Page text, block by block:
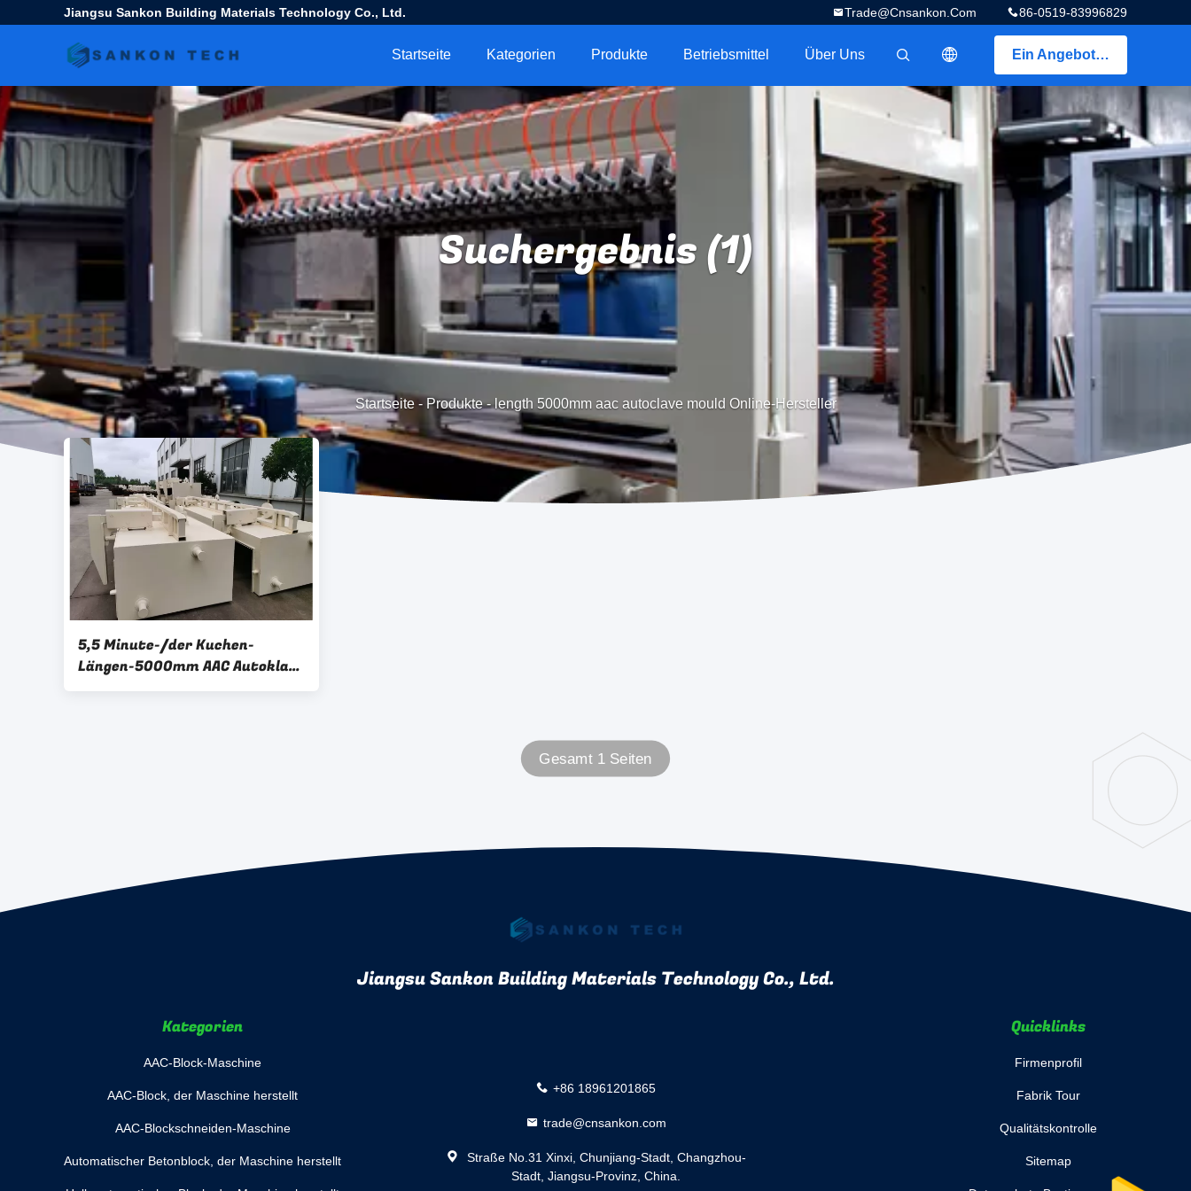
Jiangsu Sankon Building Materials Technology Co., Ltd. 86-0519-83996829
Trade@cnsankon.com
Ein Angebot bekommen
描述
Startseite Kategorien Produkte Betriebsmittel Über Uns
Suchergebnis (1)
Startseite- Produkte-length 5000mm aac autoclave mould Online-Hersteller
5,5 Minute-/der Kuchen-
Längen-5000mm AAC Autoklav-
Form
Gesamt 1 Seiten
Jiangsu Sankon Building Materials Technology Co., Ltd.
Kategorien
AAC-Block-Maschine
AAC-Block, der Maschine herstellt
AAC-Blockschneiden-Maschine
Automatischer Betonblock, der Maschine herstellt
+86 18961201865
trade@cnsankon.com
Straße No.31 Xinxi, Chunjiang-Stadt, Changzhou-
Stadt, Jiangsu-Provinz, China.
Quicklinks
Firmenprofil
Fabrik Tour
Qualitätskontrolle
Sitemap